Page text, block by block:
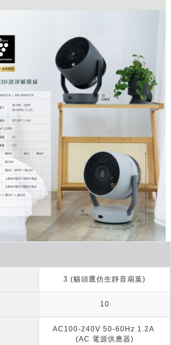
3 (貓頭鷹仿生靜音扇葉)
10
AC100-240V 50-60Hz 1.2A
(AC 電源供應器)